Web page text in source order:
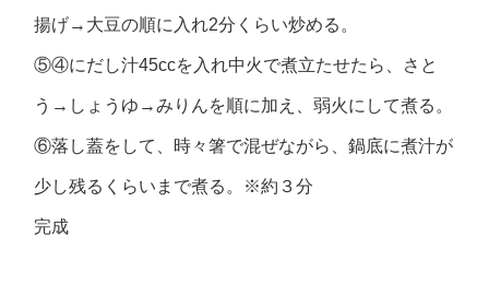
揚げ→大豆の順に入れ2分くらい炒める。
⑤④にだし汁45ccを入れ中火で煮立たせたら、さと
う→しょうゆ→みりんを順に加え、弱火にして煮る。
⑥落し蓋をして、時々箸で混ぜながら、鍋底に煮汁が
少し残るくらいまで煮る。※約３分
完成